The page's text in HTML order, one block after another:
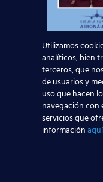
Madrid-Barajas
pasajeros junio:
quieren ser TCP
Leer más
Nuevas rutas
te busca en 2026
Utilizamos
analíticos, bien
terceros, que
de usuarios y
uso que hacen
navegación con
servicios que
informaciónaquí